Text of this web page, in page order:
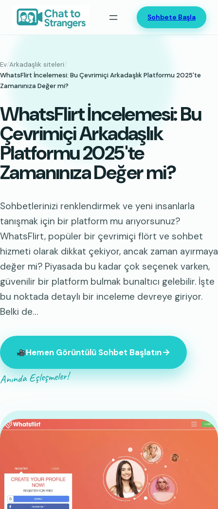
İçeriğe
Sohbete Başla
Ev/Arkadaşlık siteleri/
WhatsFlirt İncelemesi: Bu Çevrimiçi Arkadaşlık Platformu 2025'te
Zamanınıza Değer mi?
WhatsFlirt İncelemesi: Bu
Çevrimiçi Arkadaşlık
Platformu 2025'te
Zamanınıza Değer mi?
Sohbetlerinizi renklendirmek ve yeni insanlarla
tanışmak için bir platform mu arıyorsunuz?
WhatsFlirt, popüler bir çevrimiçi flört ve sohbet
hizmeti olarak dikkat çekiyor, ancak zaman ayırmaya
değer mi? Piyasada bu kadar çok seçenek varken,
güvenilir bir platform bulmak bunaltıcı gelebilir. İşte
bu noktada detaylı bir inceleme devreye giriyor.
Belki de…
Hemen Görüntülü Sohbet Başlatın
Anında Eşleşmeler!